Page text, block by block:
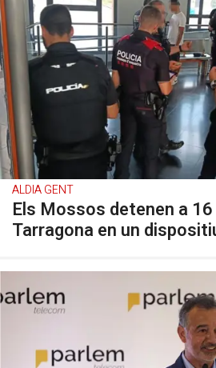
ALDIA GENT
Els Mossos detenen a
Tarragona en un